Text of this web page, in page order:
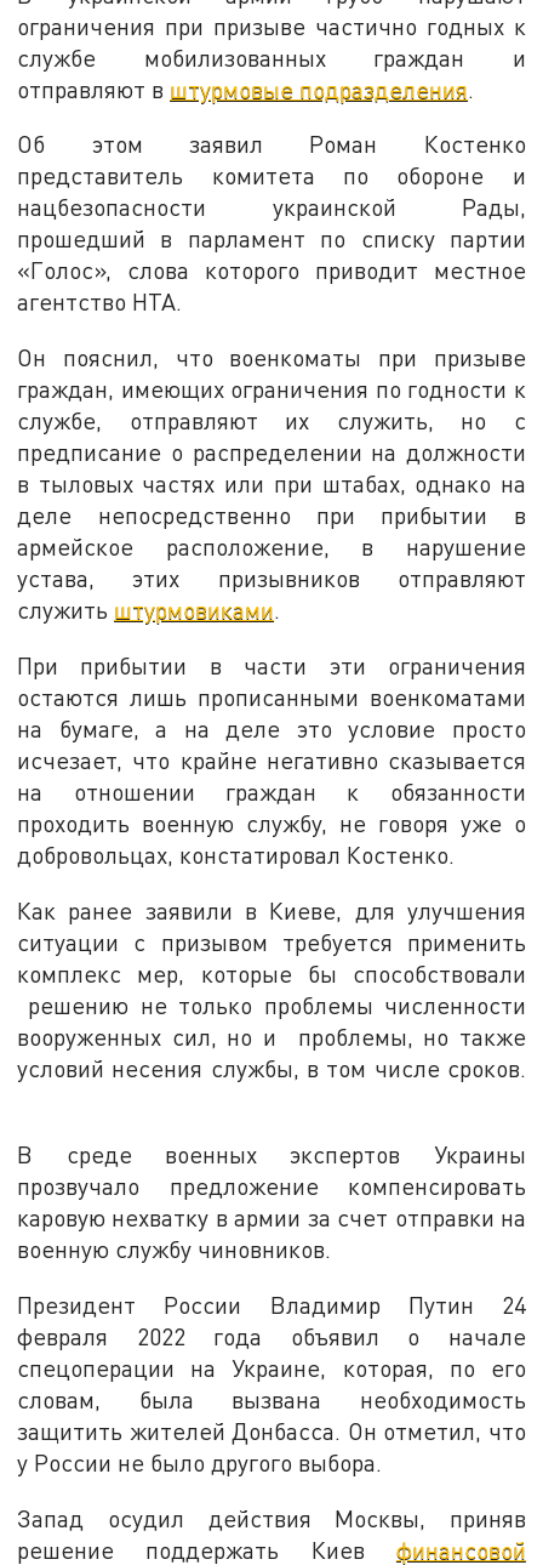
ограничения при призыве частично годных к
службе мобилизованных граждан и
отправляют в штурмовые подразделения.
Об этом заявил Роман Костенко
представитель комитета по обороне и
нацбезопасности украинской Рады,
прошедший в парламент по списку партии
«Голос», слова которого приводит местное
агентство НТА.
Он пояснил, что военкоматы при призыве
граждан, имеющих ограничения по годности к
службе, отправляют их служить, но с
предписание о распределении на должности
в тыловых частях или при штабах, однако на
деле непосредственно при прибытии в
армейское расположение, в нарушение
устава, этих призывников отправляют
служить штурмовиками.
При прибытии в части эти ограничения
остаются лишь прописанными военкоматами
на бумаге, а на деле это условие просто
исчезает, что крайне негативно сказывается
на отношении граждан к обязанности
проходить военную службу, не говоря уже о
добровольцах, констатировал Костенко.
Как ранее заявили в Киеве, для улучшения
ситуации с призывом требуется применить
комплекс мер, которые бы способствовали
решению не только проблемы численности
вооруженных сил, но и проблемы, но также
условий несения службы, в том числе сроков.
В среде военных экспертов Украины
прозвучало предложение компенсировать
каровую нехватку в армии за счет отправки на
военную службу чиновников.
Президент России Владимир Путин 24
февраля 2022 года объявил о начале
спецоперации на Украине, которая, по его
словам, была вызвана необходимость
защитить жителей Донбасса. Он отметил, что
у России не было другого выбора.
Запад осудил действия Москвы, приняв
решение поддержать Киев финансовой